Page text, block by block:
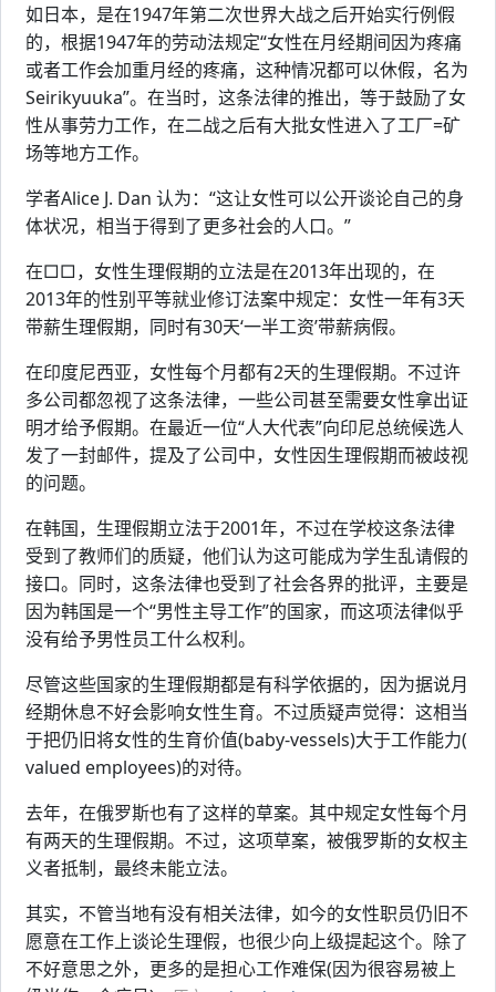
如日本，是在1947年第二次世界大战之后开始实行例假
的，根据1947年的劳动法规定“女性在月经期间因为疼痛
或者工作会加重月经的疼痛，这种情况都可以休假，名为
Seirikyuuka”。在当时，这条法律的推出，等于鼓励了女
性从事劳力工作，在二战之后有大批女性进入了工厂=矿
场等地方工作。
学者Alice J. Dan 认为：“这让女性可以公开谈论自己的身
体状况，相当于得到了更多社会的人口。”
在□□，女性生理假期的立法是在2013年出现的，在
2013年的性别平等就业修订法案中规定：女性一年有3天
带薪生理假期，同时有30天‘一半工资’带薪病假。
在印度尼西亚，女性每个月都有2天的生理假期。不过许
多公司都忽视了这条法律，一些公司甚至需要女性拿出证
明才给予假期。在最近一位“人大代表”向印尼总统候选人
发了一封邮件，提及了公司中，女性因生理假期而被歧视
的问题。
在韩国，生理假期立法于2001年，不过在学校这条法律
受到了教师们的质疑，他们认为这可能成为学生乱请假的
接口。同时，这条法律也受到了社会各界的批评，主要是
因为韩国是一个“男性主导工作”的国家，而这项法律似乎
没有给予男性员工什么权利。
尽管这些国家的生理假期都是有科学依据的，因为据说月
经期休息不好会影响女性生育。不过质疑声觉得：这相当
于把仍旧将女性的生育价值(baby-vessels)大于工作能力(
valued employees)的对待。
去年，在俄罗斯也有了这样的草案。其中规定女性每个月
有两天的生理假期。不过，这项草案，被俄罗斯的女权主
义者抵制，最终未能立法。
其实，不管当地有没有相关法律，如今的女性职员仍旧不
愿意在工作上谈论生理假，也很少向上级提起这个。除了
不好意思之外，更多的是担心工作难保(因为很容易被上